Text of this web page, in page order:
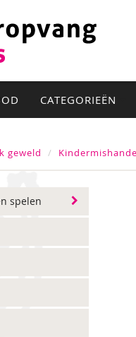
CATEGORIEËN
geweld
spelen